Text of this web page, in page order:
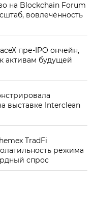
на Blockchain Forum
вовлечённость
пре-IPO ончейн,
активам будущей
выставке Interclean
TradFi
режима
спрос